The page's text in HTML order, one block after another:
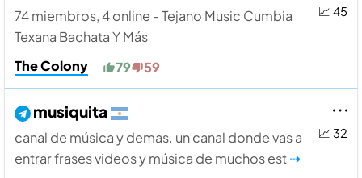
📈 45
74 miembros, 4 online - Tejano Music Cumbia
Texana Bachata Y Más
The Colony
79 59
📈 32
musiquita
canal de música y demas. un canal donde vas a
entrar frases videos y música de muchos est⇢